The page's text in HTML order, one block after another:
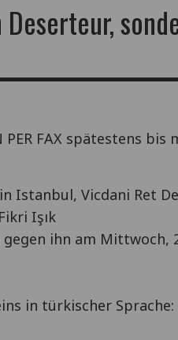
PER FAX spätestens
Istanbul, Vicdani Ret
Işık
ihn am Mittwoch,
in türkischer Sprache: